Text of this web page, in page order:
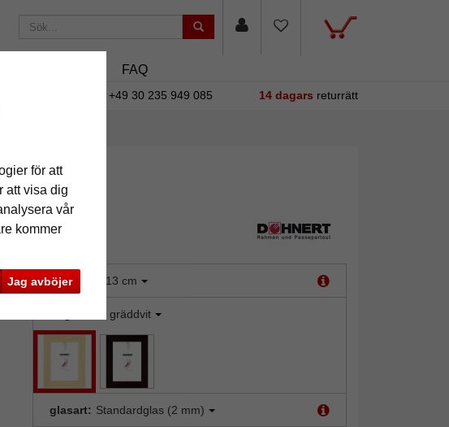
för att
att visa dig
vår
kommer
Jag avböjer
FAQ
+49 30 235 949 085 14 dagars returrätt
format: 9x13 cm
natur gräddvit
glasart: Standardglas (2 mm)